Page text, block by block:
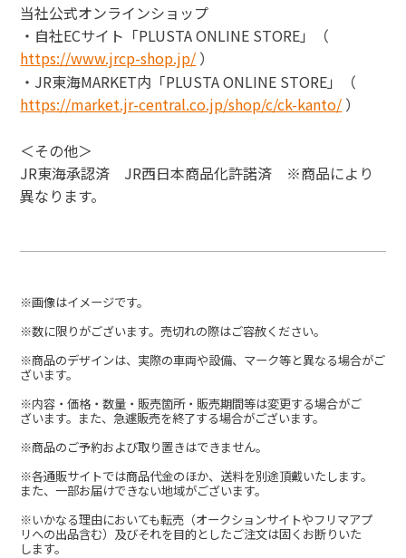
当社公式オンラインショップ
・自社ECサイト「PLUSTA ONLINE STORE」（
https://www.jrcp-shop.jp/ ）
・ JR東海MARKET内「PLUSTA ONLINE STORE」（
https://market.jr-central.co.jp/shop/c/ck-kanto/ ）
＜その他＞
JR東海承認済 JR西日本商品化許諾済 ※商品により
異なります。
※画像はイメージです。
※数に限りがございます。売切れの際はご容赦ください。
※商品のデザインは、実際の車両や設備、マーク等と異なる場合がご
ざいます。
※内容・価格・数量・販売箇所・販売期間等は変更する場合がご
ざいます。また、急遽販売を終了する場合がございます。
※商品のご予約および取り置きはできません。
※各通販サイトでは商品代金のほか、送料を別途頂戴いたします。
また、一部お届けできない地域がございます。
※いかなる理由においても転売（オークションサイトやフリマアプ
リへの出品含む）及びそれを目的としたご注文は固くお断りいた
します。